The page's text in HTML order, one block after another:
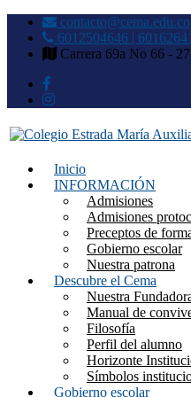
contacto@cema.edu.co
6012504646 |
Carrera 69a No 66 -
Colegio
Inicio
INFORMACIÓN
Admisiones
Admisiones
Preceptos de
Gobierno escolar
Nuestra patrona
Descubre el Cema
Nuestra
Manual de
Filosofía
Perfil del alumno
Horizonte
Símbolos
Gobierno escolar